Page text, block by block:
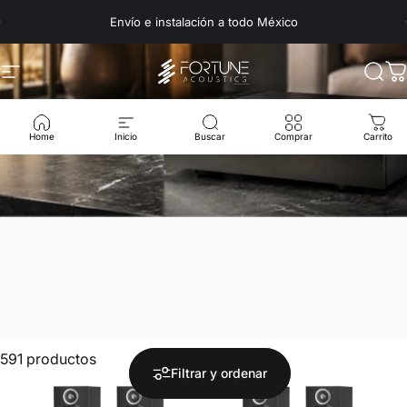
Envío e instalación a todo México
Navegación Fortune Acoustics
Home Inicio Buscar Comprar Carrito
Filtrar y ordenar
591 productos